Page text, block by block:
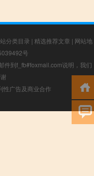
分类目录 | 精选推荐文章 | 网站地
号
件到f_fb#foxmail.com说明，我们
性广告及商业合作